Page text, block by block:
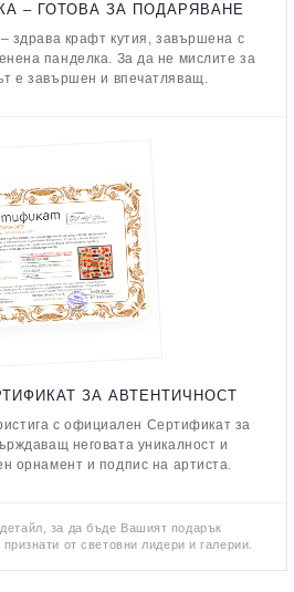
– ГОТОВА ЗА ПОДАРЯВАНЕ
здрава крафт кутия, завършена с
панделка. За да не мислите за
е завършен и впечатляващ.
ЗА АВТЕНТИЧНОСТ
с официален Сертификат за
неговата уникалност и
орнамент и подпис на артиста.
за да бъде Вашият подарък
от световни лидери и галерии.